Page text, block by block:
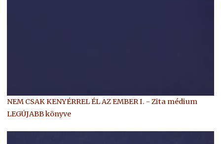
NEM CSAK KENYÉRREL ÉL AZ EMBER I. - Zita médium
LEGÚJABB könyve